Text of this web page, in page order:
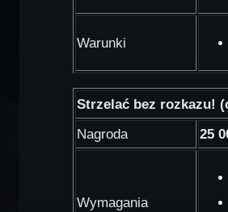
Warunki
Strzelać bez rozkazu!
Nagroda
25
Wymagania